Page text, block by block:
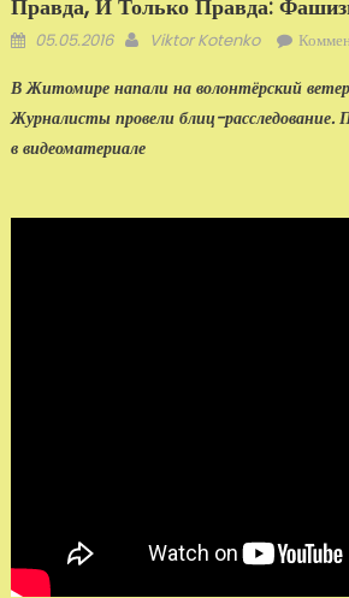
Правда, И Только Правда:
Добавлено
05.05.2016 Автор
Viktor Kotenko
В Житомире напали на волонтёрский
Журналисты провели блиц-
в видеоматериале